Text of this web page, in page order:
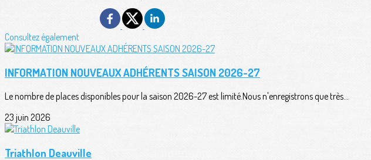
Consultez également
INFORMATION NOUVEAUX ADHÉRENTS SAISON 2026-27
Le nombre de places disponibles pour la saison 2026-27 est limité.Nous n'enregistrons que très...
23 juin 2026
Triathlon Deauville